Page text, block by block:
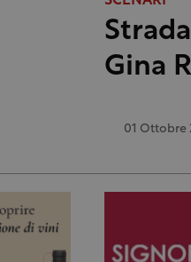
Gina
01 Ottobre